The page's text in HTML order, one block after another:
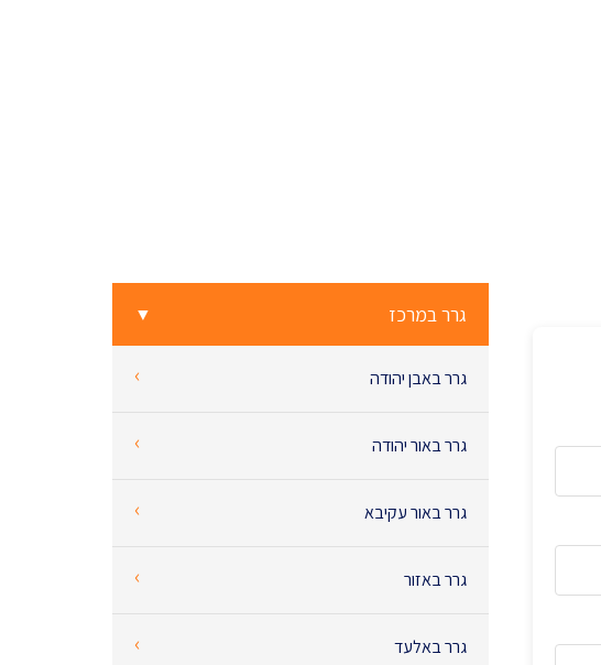
גרר במרכז ▼
‹ גרר באבן יהודה
‹ גרר באור יהודה
‹ גרר באור עקיבא
‹ גרר באזור
‹ גרר באלעד